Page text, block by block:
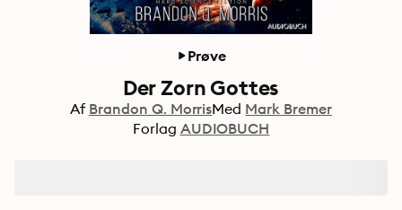
Prøve
Der Zorn Gottes
Af Brandon Q. MorrisMed Mark Bremer
Forlag AUDIOBUCH